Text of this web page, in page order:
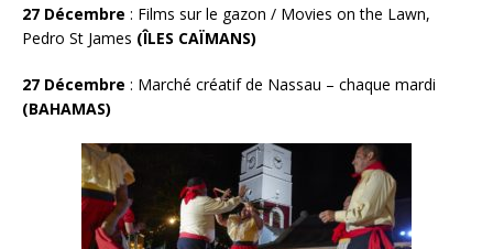
27 Décembre : Films sur le gazon / Movies on the Lawn,
Pedro St James (ÎLES CAÏMANS)
27 Décembre : Marché créatif de Nassau – chaque mardi
(BAHAMAS)